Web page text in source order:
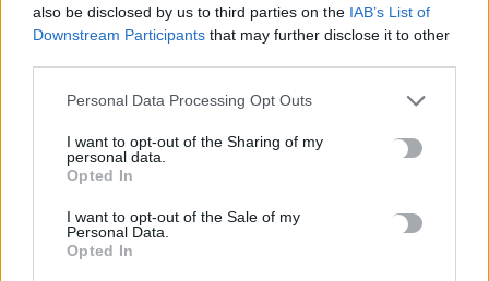
also be disclosed by us to third parties on the IAB’s List of
Downstream Participants that may further disclose it to other
Personal Data Processing Opt Outs
I want to opt-out of the Sharing of my
personal data.
Opted In
I want to opt-out of the Sale of my
Personal Data.
Opted In
ΚΡΗΤΗ
ΑΑΔΕ: Μειώθηκαν κατά 30% τα δηλωθέντα
αιγοπρόβατα στην Κρήτη
Σε διευκρινίσεις αναφορικά με το καθεστώς πληρωμών των
βάλει…
Newsroom